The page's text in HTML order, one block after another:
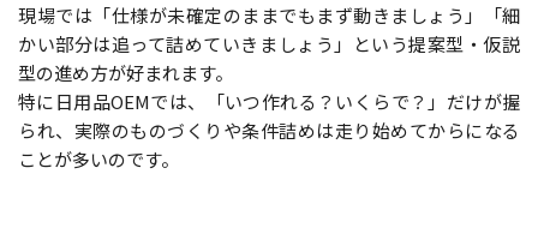
現場では「仕様が未確定のままでもまず動きましょう」「細
かい部分は追って詰めていきましょう」という提案型・仮説
型の進め方が好まれます。
特に日用品OEMでは、「いつ作れる？いくらで？」だけが握
られ、実際のものづくりや条件詰めは走り始めてからになる
ことが多いのです。